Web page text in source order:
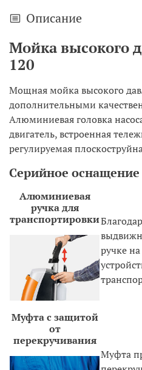
Описание
Мойка высокого
120
Мощная мойка высокого
дополнительными
Алюминиевая головка
двигатель, встроенная
регулируемая
Серийное оснащение
Алюминиевая
ручка для
транспортировки
ручке
Муфта с защитой
от
перекручивания
Муфта